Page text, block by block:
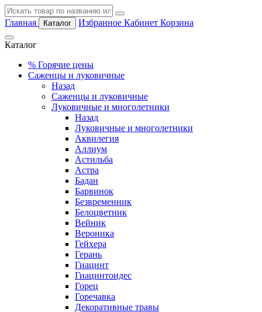
Главная Каталог Избранное Кабинет Корзина
Каталог
% Горячие цены
Саженцы и луковичные
Назад
Саженцы и луковичные
Луковичные и многолетники
Назад
Луковичные и многолетники
Аквилегия
Аллиум
Астильба
Астра
Бадан
Барвинок
Безвременник
Белоцветник
Вейник
Вероника
Гейхера
Герань
Гиацинт
Гиацинтоидес
Горец
Горечавка
Декоративные травы